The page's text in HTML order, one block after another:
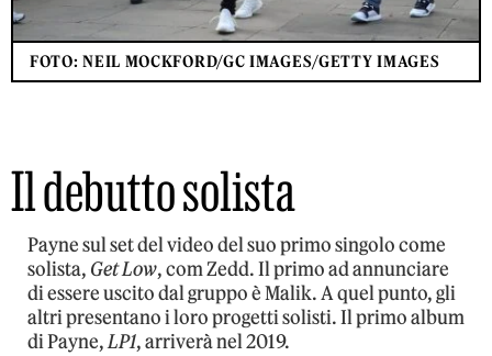
FOTO: NEIL MOCKFORD/GC IMAGES/GETTY IMAGES
Il debutto solista
Payne sul set del video del suo primo singolo come
solista, Get Low, com Zedd. Il primo ad annunciare
di essere uscito dal gruppo è Malik. A quel punto, gli
altri presentano i loro progetti solisti. Il primo album
di Payne,LP1, arriverà nel 2019.